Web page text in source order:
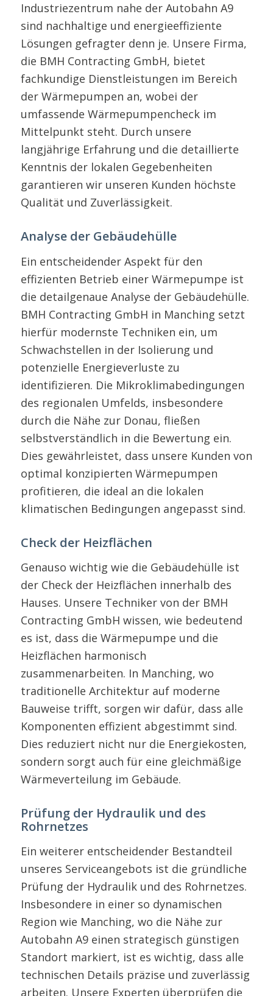
Industriezentrum nahe der Autobahn A9
sind nachhaltige und energieeffiziente
Lösungen gefragter denn je. Unsere Firma,
die BMH Contracting GmbH, bietet
fachkundige Dienstleistungen im Bereich
der Wärmepumpen an, wobei der
umfassende Wärmepumpencheck im
Mittelpunkt steht. Durch unsere
langjährige Erfahrung und die detaillierte
Kenntnis der lokalen Gegebenheiten
garantieren wir unseren Kunden höchste
Qualität und Zuverlässigkeit.
Analyse der Gebäudehülle
Ein entscheidender Aspekt für den
effizienten Betrieb einer Wärmepumpe ist
die detailgenaue Analyse der Gebäudehülle.
BMH Contracting GmbH in Manching setzt
hierfür modernste Techniken ein, um
Schwachstellen in der Isolierung und
potenzielle Energieverluste zu
identifizieren. Die Mikroklimabedingungen
des regionalen Umfelds, insbesondere
durch die Nähe zur Donau, fließen
selbstverständlich in die Bewertung ein.
Dies gewährleistet, dass unsere Kunden von
optimal konzipierten Wärmepumpen
profitieren, die ideal an die lokalen
klimatischen Bedingungen angepasst sind.
Check der Heizflächen
Genauso wichtig wie die Gebäudehülle ist
der Check der Heizflächen innerhalb des
Hauses. Unsere Techniker von der BMH
Contracting GmbH wissen, wie bedeutend
es ist, dass die Wärmepumpe und die
Heizflächen harmonisch
zusammenarbeiten. In Manching, wo
traditionelle Architektur auf moderne
Bauweise trifft, sorgen wir dafür, dass alle
Komponenten effizient abgestimmt sind.
Dies reduziert nicht nur die Energiekosten,
sondern sorgt auch für eine gleichmäßige
Wärmeverteilung im Gebäude.
Prüfung der Hydraulik und des
Rohrnetzes
Ein weiterer entscheidender Bestandteil
unseres Serviceangebots ist die gründliche
Prüfung der Hydraulik und des Rohrnetzes.
Insbesondere in einer so dynamischen
Region wie Manching, wo die Nähe zur
Autobahn A9 einen strategisch günstigen
Standort markiert, ist es wichtig, dass alle
technischen Details präzise und zuverlässig
arbeiten. Unsere Experten überprüfen die